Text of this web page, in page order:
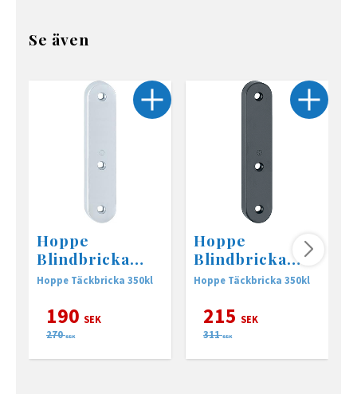
Se även
Hoppe
Blindbricka
350KL silver
Hoppe Täckbricka 350kl
190 SEK
270 SEK
Hoppe
Blindbricka
350KL svart
Hoppe Täckbricka 350kl
215 SEK
311 SEK